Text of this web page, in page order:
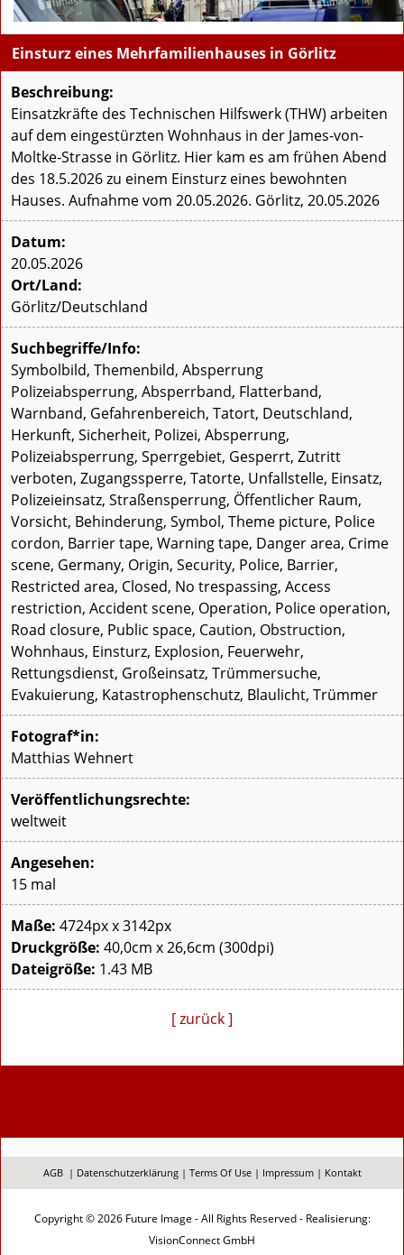
Einsturz eines Mehrfamilienhauses in Görlitz
Beschreibung:
Einsatzkräfte des Technischen Hilfswerk (THW) arbeiten
auf dem eingestürzten Wohnhaus in der James-von-
Moltke-Strasse in Görlitz. Hier kam es am frühen Abend
des 18.5.2026 zu einem Einsturz eines bewohnten
Hauses. Aufnahme vom 20.05.2026. Görlitz, 20.05.2026
Datum:
20.05.2026
Ort/Land:
Görlitz/Deutschland
Suchbegriffe/Info:
Symbolbild, Themenbild, Absperrung
Polizeiabsperrung, Absperrband, Flatterband,
Warnband, Gefahrenbereich, Tatort, Deutschland,
Herkunft, Sicherheit, Polizei, Absperrung,
Polizeiabsperrung, Sperrgebiet, Gesperrt, Zutritt
verboten, Zugangssperre, Tatorte, Unfallstelle, Einsatz,
Polizeieinsatz, Straßensperrung, Öffentlicher Raum,
Vorsicht, Behinderung, Symbol, Theme picture, Police
cordon, Barrier tape, Warning tape, Danger area, Crime
scene, Germany, Origin, Security, Police, Barrier,
Restricted area, Closed, No trespassing, Access
restriction, Accident scene, Operation, Police operation,
Road closure, Public space, Caution, Obstruction,
Wohnhaus, Einsturz, Explosion, Feuerwehr,
Rettungsdienst, Großeinsatz, Trümmersuche,
Evakuierung, Katastrophenschutz, Blaulicht, Trümmer
Fotograf*in:
Matthias Wehnert
Veröffentlichungsrechte:
weltweit
Angesehen:
15 mal
Maße: 4724px x 3142px
Druckgröße: 40,0cm x 26,6cm (300dpi)
Dateigröße: 1.43 MB
[ zurück ]
AGB | Datenschutzerklärung| Terms Of Use| Impressum| Kontakt
Copyright © 2026 Future Image - All Rights Reserved - Realisierung:
VisionConnect GmbH